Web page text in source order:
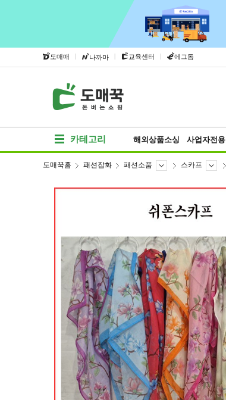
도매매 | 나까마 | 교육센터 | 에그돔
카테고리 해외상품소싱 사업자전용
도매꾹홈 패션잡화 패션소품 스카프